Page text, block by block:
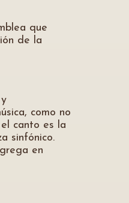
que
de la
como no
canto es la
sinfónico.
en